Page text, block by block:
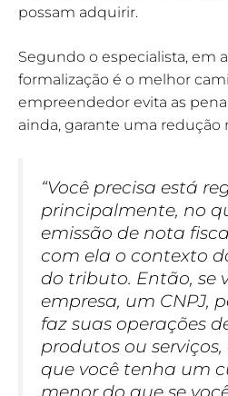
possam adquirir.
Segundo o especialista, em
formalização é o melhor
empreendedor evita as
ainda, garante uma redução
“Você precisa está
principalmente, no
emissão de nota
com ela o contexto
do tributo. Então, se
empresa, um CNPJ,
faz suas operações
produtos ou
que você tenha um
menor do que se